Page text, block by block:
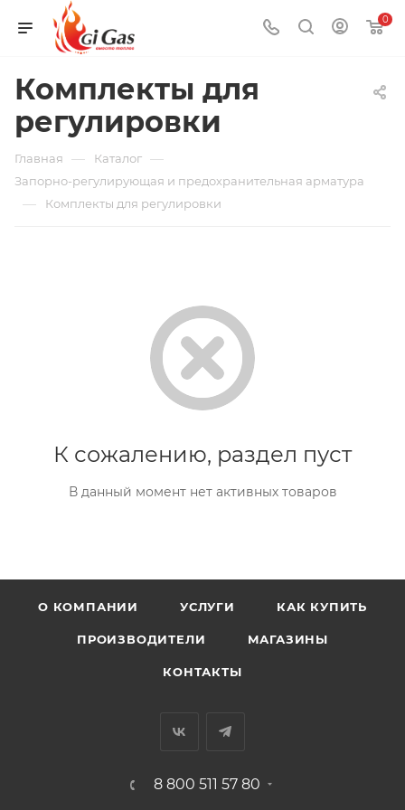
0
Комплекты для
регулировки
Главная — Каталог —
Запорно-регулирующая и предохранительная арматура
— Комплекты для регулировки
К сожалению, раздел пуст
В данный момент нет активных товаров
О КОМПАНИИ УСЛУГИ КАК КУПИТЬ
ПРОИЗВОДИТЕЛИ МАГАЗИНЫ
КОНТАКТЫ
8 800 511 57 80